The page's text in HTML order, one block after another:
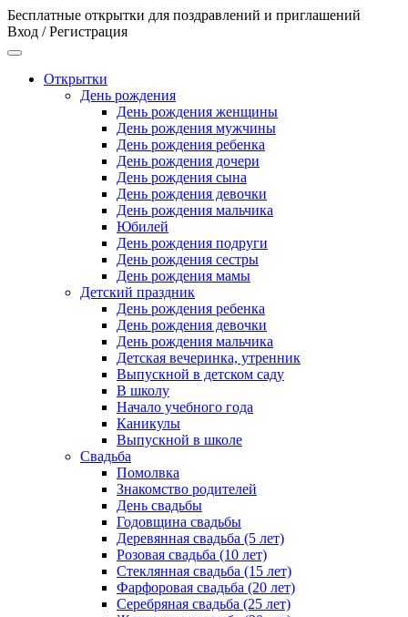
Бесплатные открытки для поздравлений и приглашений
Вход / Регистрация
Открытки
День рождения
День рождения женщины
День рождения мужчины
День рождения ребенка
День рождения дочери
День рождения сына
День рождения девочки
День рождения мальчика
Юбилей
День рождения подруги
День рождения сестры
День рождения мамы
Детский праздник
День рождения ребенка
День рождения девочки
День рождения мальчика
Детская вечеринка, утренник
Выпускной в детском саду
В школу
Начало учебного года
Каникулы
Выпускной в школе
Свадьба
Помолвка
Знакомство родителей
День свадьбы
Годовщина свадьбы
Деревянная свадьба (5 лет)
Розовая свадьба (10 лет)
Стеклянная свадьба (15 лет)
Фарфоровая свадьба (20 лет)
Серебряная свадьба (25 лет)